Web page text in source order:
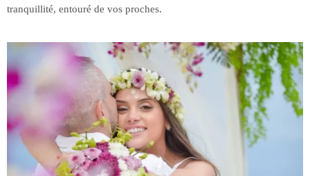
tranquillité, entouré de vos proches.